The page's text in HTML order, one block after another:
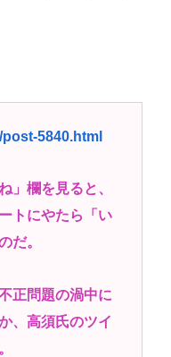
手が30年後にやれて
か」大手証券会社の
っがー」
んことデッドプール
放題で話題に
官邸に招き、自身の
5840.html
」欄を見ると、
トにやたら「い
だ。
正問題の渦中に
、高須氏のツイ